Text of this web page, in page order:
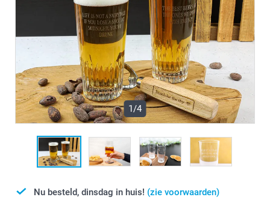
1/4
Nu besteld, dinsdag in huis! (zie voorwaarden)